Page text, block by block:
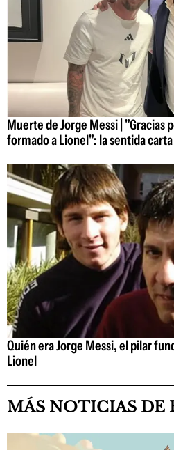
Muerte de Jorge Messi | "Gracias
formado a Lionel": la sentida
Quién era Jorge Messi, el pilar
Lionel
MÁS NOTICIAS DE